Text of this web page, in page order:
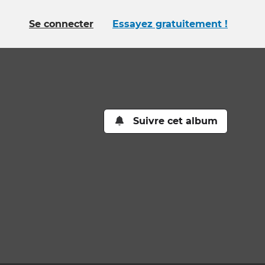
Se connecter Essayez gratuitement !
Suivre cet album